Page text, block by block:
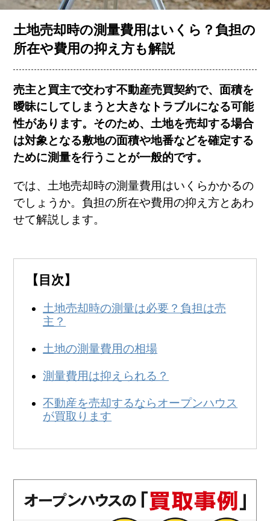
お客様の声
コラム一覧
会社概要
簡単査定
0120-231-053
9:00～20:00
土地売却時の測量費用はいくら？負担の
所在や費用の抑え方も解説
売主と買主で交わす不動産売買契約で、面積を
曖昧にしてしまうと大きなトラブルになる可能
性があります。そのため、土地を売却する場合
は対象となる敷地の面積や地番などを確定する
ために測量を行うことが一般的です。
では、土地売却時の測量費用はいくらかかるの
でしょうか。負担の所在や費用の抑え方とあわ
せて解説します。
【目次】
土地売却時の測量は必要？負担は売
主？
土地の測量費用の相場
測量費用は抑えられる？
不動産を売却するならオープンハウス
が買取ります